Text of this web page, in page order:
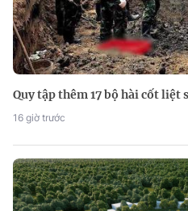
Quy tập thêm 17 bộ hài cốt
16 giờ trước